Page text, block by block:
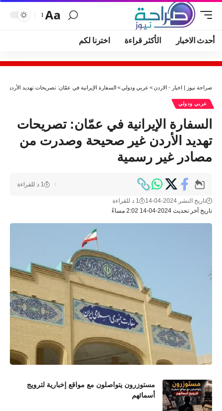
Aa
أحدث الاخبار الأكثر قراءة اخترنا لكم
صراحة نيوز | اخبار - الاردن> عربي ودولي> السفارة الإيرانية في عمّان: تصريحات تهديد
عربي ودولي
السفارة الإيرانية في عمّان: تصريحات
تهديد الأردن غير صحيحة وصدرت من
مصادر غير رسمية
تاريخ آخر تحديث 2024-04-14 2:02 مساءً
تاريخ النشر 2024-04-14 1 د للقراءة
1 د للقراءة
مستوزرون يتواصلون مع مواقع إخبارية لترويج
أسمائهم